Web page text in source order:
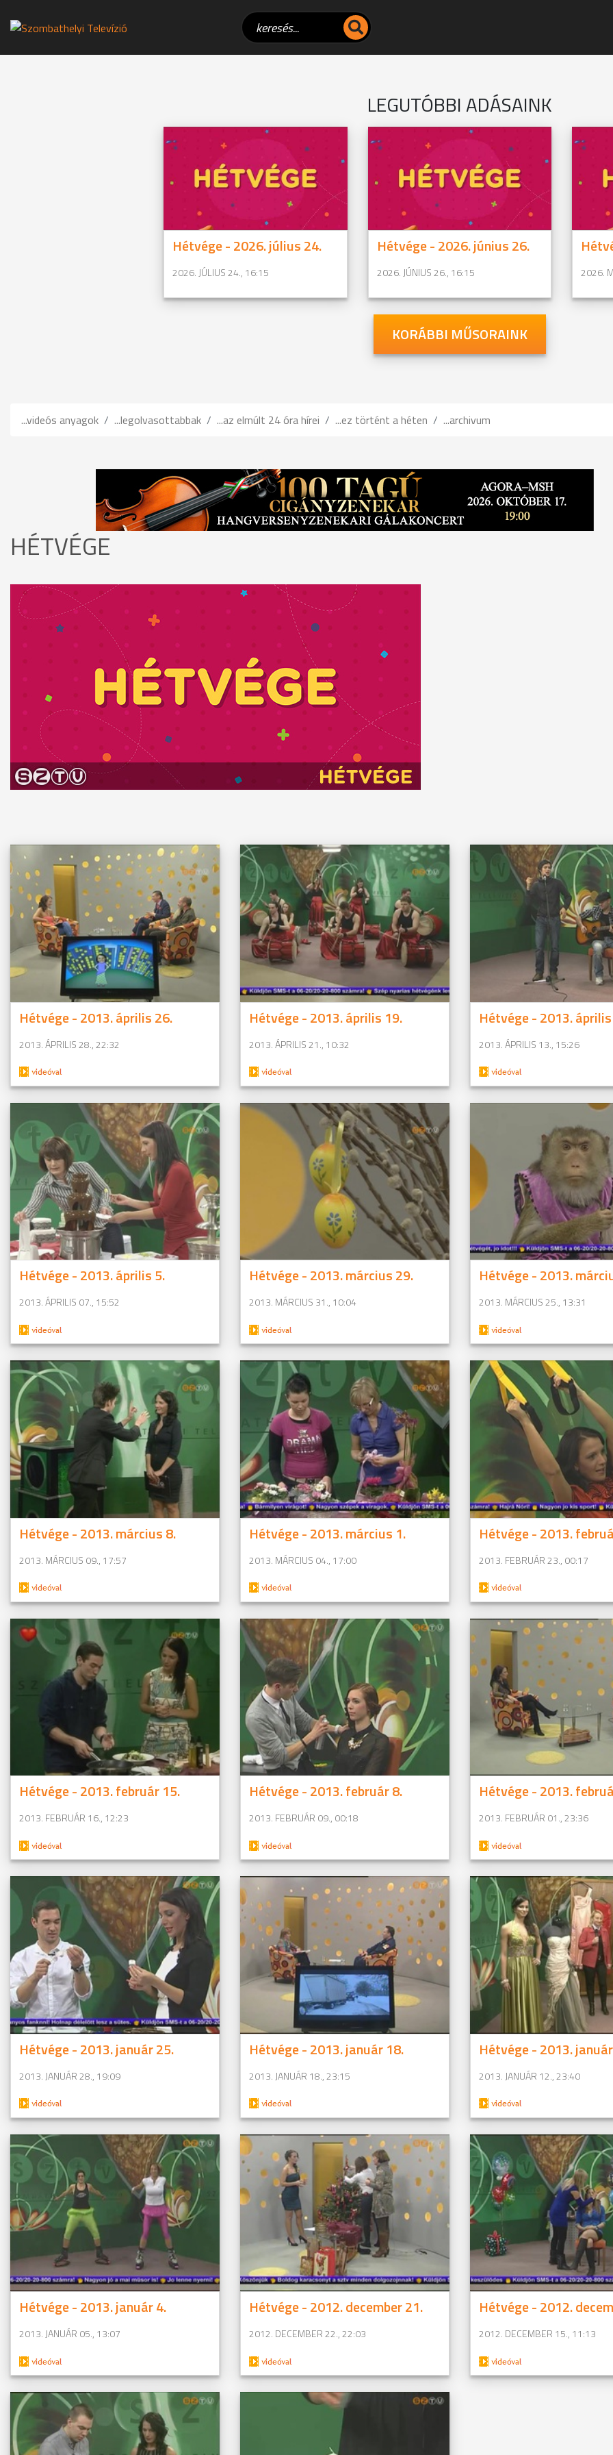
LEGUTÓBBI ADÁSAINK
Hétvége - 2026. július 24.
2026. JÚLIUS 24., 16:15
Hétvége - 2026. június 26.
2026. JÚNIUS 26., 16:15 2026.
KORÁBBI MŰSORAINK
...videós anyagok ...legolvasottabbak ...az elmúlt 24 óra hírei ...ez történt a héten ...archivum
HÉTVÉGE
Hétvége - 2013. április 26.
2013. ÁPRILIS 28., 22:32
Hétvége - 2013. április 19.
2013. ÁPRILIS 21., 10:32
Hétvége - 2013.
2013. ÁPRILIS 13., 15:26
Hétvége - 2013. április 5.
2013. ÁPRILIS 07., 15:52
Hétvége - 2013. március 29.
2013. MÁRCIUS 31., 10:04
Hétvége - 2013.
2013. MÁRCIUS 25., 13:31
Hétvége - 2013. március 8.
2013. MÁRCIUS 09., 17:57
Hétvége - 2013. március 1.
2013. MÁRCIUS 04., 17:00
Hétvége - 2013.
2013. FEBRUÁR 23., 00:17
Hétvége - 2013. február 15.
2013. FEBRUÁR 16., 12:23
Hétvége - 2013. február 8.
2013. FEBRUÁR 09., 00:18
Hétvége - 2013.
2013. FEBRUÁR 01., 23:36
Hétvége - 2013. január 25.
2013. JANUÁR 28., 19:09
Hétvége - 2013. január 18.
2013. JANUÁR 18., 23:15
Hétvége - 2013.
2013. JANUÁR 12., 23:40
Hétvége - 2013. január 4.
2013. JANUÁR 05., 13:07
Hétvége - 2012. december 21.
2012. DECEMBER 22., 22:03
Hétvége - 2012.
2012. DECEMBER 15., 11:13